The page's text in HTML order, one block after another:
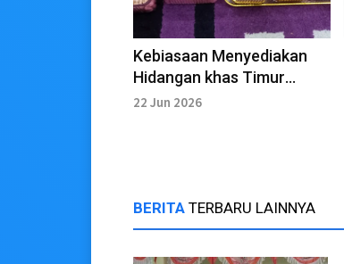
Kebiasaan Menyediakan
Hidangan khas Timur
Tengah usai Pulang Haji
22 Jun 2026
BERITA TERBARU LAINNYA